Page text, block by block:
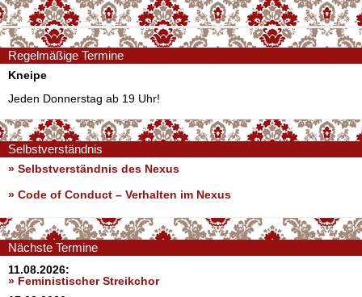
Regelmäßige Termine
Kneipe
Jeden Donnerstag ab 19 Uhr!
Selbstverständnis
» Selbstverständnis des Nexus
» Code of Conduct – Verhalten im Nexus
Nächste Termine
11.08.2026:
» Feministischer Streikchor